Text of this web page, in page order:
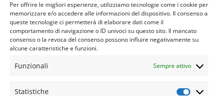
Per offrire le migliori esperienze, utilizziamo tecnologie come i cookie per
memorizzare e/o accedere alle informazioni del dispositivo. Il consenso a
queste tecnologie ci permetterà di elaborare dati come il
comportamento di navigazione o ID univoci su questo sito. Il mancato
consenso o la revoca del consenso possono influire negativamente su
alcune caratteristiche e funzioni.
Funzionali Sempre attivo
Statistiche